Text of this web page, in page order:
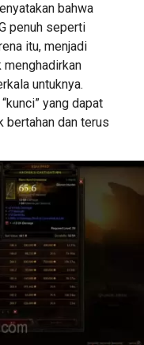
bahwa
penuh seperti
itu, menjadi
menghadirkan
untuknya.
yang dapat
bertahan dan terus